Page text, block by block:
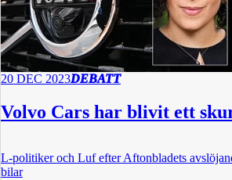
20 DEC 2023DEBATT
Volvo Cars har blivit ett
L-politiker och Luf efter Aftonbladets
bilar